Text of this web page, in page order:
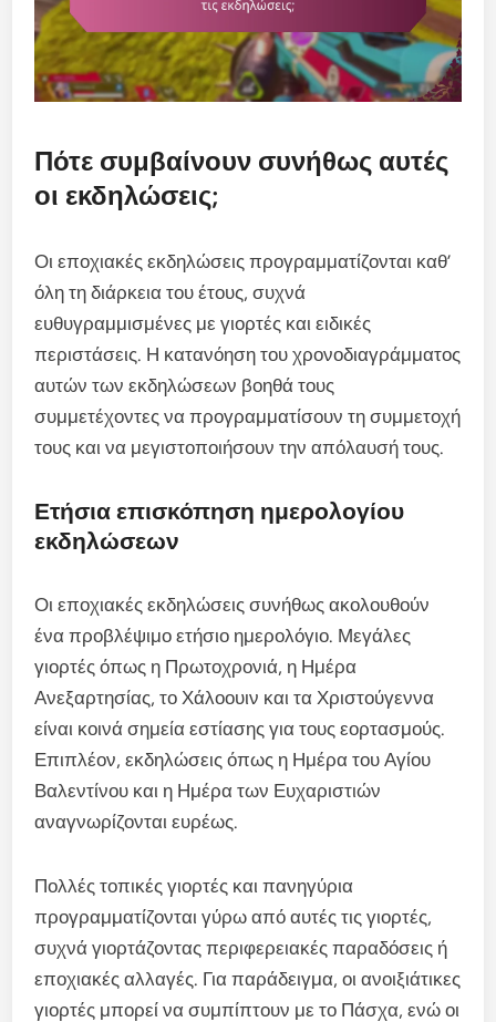
Πότε συμβαίνουν συνήθως αυτές
οι εκδηλώσεις;
Οι εποχιακές εκδηλώσεις προγραμματίζονται καθ’
όλη τη διάρκεια του έτους, συχνά
ευθυγραμμισμένες με γιορτές και ειδικές
περιστάσεις. Η κατανόηση του χρονοδιαγράμματος
αυτών των εκδηλώσεων βοηθά τους
συμμετέχοντες να προγραμματίσουν τη συμμετοχή
τους και να μεγιστοποιήσουν την απόλαυσή τους.
Ετήσια επισκόπηση ημερολογίου
εκδηλώσεων
Οι εποχιακές εκδηλώσεις συνήθως ακολουθούν
ένα προβλέψιμο ετήσιο ημερολόγιο. Μεγάλες
γιορτές όπως η Πρωτοχρονιά, η Ημέρα
Ανεξαρτησίας, το Χάλοουιν και τα Χριστούγεννα
είναι κοινά σημεία εστίασης για τους εορτασμούς.
Επιπλέον, εκδηλώσεις όπως η Ημέρα του Αγίου
Βαλεντίνου και η Ημέρα των Ευχαριστιών
αναγνωρίζονται ευρέως.
Πολλές τοπικές γιορτές και πανηγύρια
προγραμματίζονται γύρω από αυτές τις γιορτές,
συχνά γιορτάζοντας περιφερειακές παραδόσεις ή
εποχιακές αλλαγές. Για παράδειγμα, οι ανοιξιάτικες
γιορτές μπορεί να συμπίπτουν με το Πάσχα, ενώ οι